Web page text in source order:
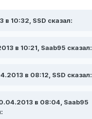
в 10:32, SSD сказал:
в 10:21, Saab95 сказал:
в 08:12, SSD сказал:
в 08:04, Saab95